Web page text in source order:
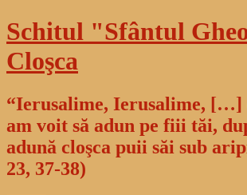
Sari
la
conținut
Schitul "Sfântul
Cloşca
“Ierusalime, Ierusalime, […]
am voit să adun pe fiii tăi,
adună cloşca puii săi sub
23, 37-38)